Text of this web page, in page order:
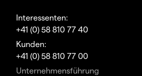
Interessenten:
+41 (0) 58 810 77 40
Kunden:
+41 (0) 58 810 77 00
Unternehmensführung